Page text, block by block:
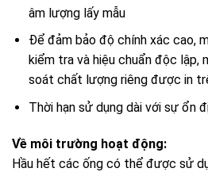
âm lượng lấy mẫu
Để đảm bảo độ chính xác cao,
kiểm tra và hiệu chuẩn độc lập,
soát chất lượng riêng được in
Thời hạn sử dụng dài với sự ổn
Về môi trường hoạt động:
Hầu hết các ống có thể được sử